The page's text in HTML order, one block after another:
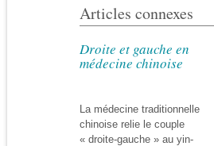
Articles connexes
Droite et gauche en
médecine chinoise
La médecine traditionnelle
chinoise relie le couple
« droite-gauche » au yin-